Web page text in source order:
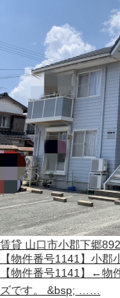
賃貸 山口市小郡下郷
【物件番号1141】小
【物件番号1141】←物
ズです。 &bsp; ……